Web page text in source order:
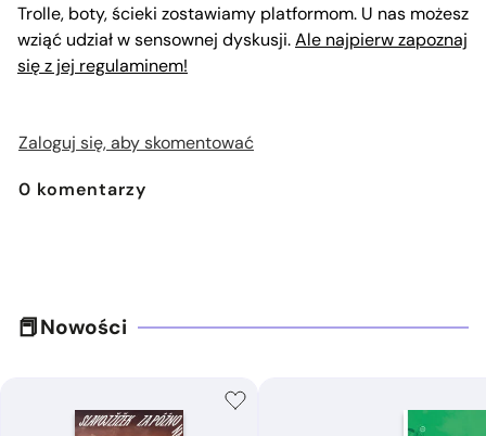
Trolle, boty, ścieki zostawiamy platformom. U nas możesz
wziąć udział w sensownej dyskusji.Ale najpierw zapoznaj
się z jej regulaminem!
Zaloguj się, aby skomentować
0 komentarzy
Nowości